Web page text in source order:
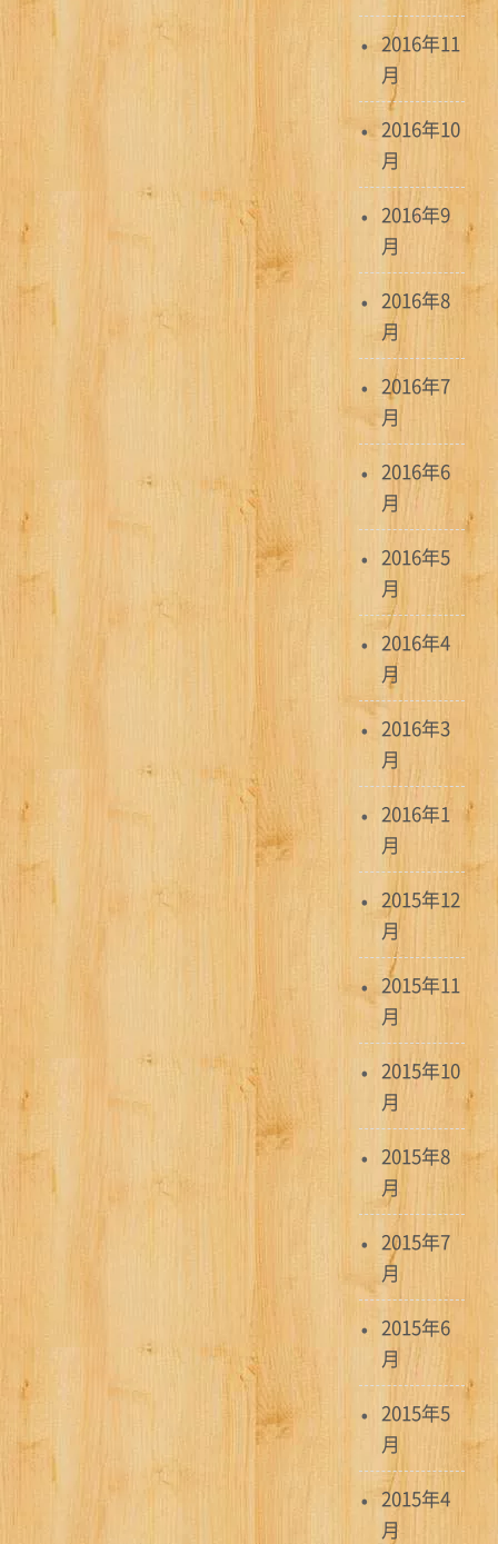
2016年11
月
2016年10
月
2016年9
月
2016年8
月
2016年7
月
2016年6
月
2016年5
月
2016年4
月
2016年3
月
2016年1
月
2015年12
月
2015年11
月
2015年10
月
2015年8
月
2015年7
月
2015年6
月
2015年5
月
2015年4
月